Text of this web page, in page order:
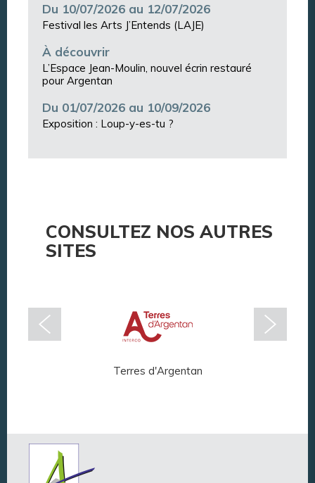
Du 10/07/2026 au 12/07/2026
Festival les Arts J’Entends (LAJE)
À découvrir
L’Espace Jean-Moulin, nouvel écrin restauré
pour Argentan
Du 01/07/2026 au 10/09/2026
Exposition : Loup-y-es-tu ?
CONSULTEZ NOS AUTRES
SITES
Terres d'Argentan